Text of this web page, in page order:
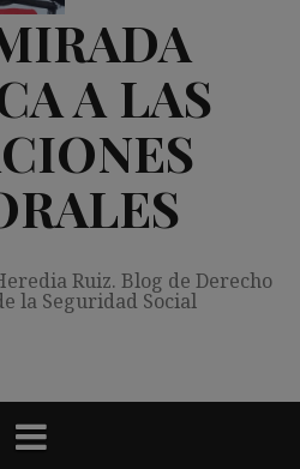
A LAS
Ruiz. Blog de Derecho
la Seguridad Social